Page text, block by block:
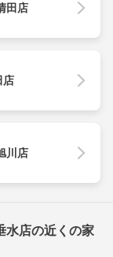
田店
店
川店
水店の近くの家